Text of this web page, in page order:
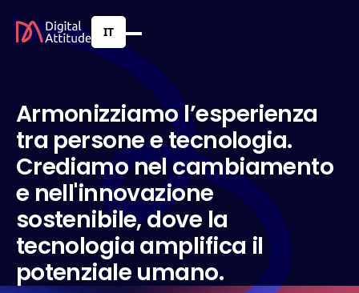
IT
Armonizziamo l’esperienza
tra personeetecnologia.
Crediamonelcambiamento
e nell'innovazione
sostenibile,dove la
tecnologia amplifica il
potenziale umano.